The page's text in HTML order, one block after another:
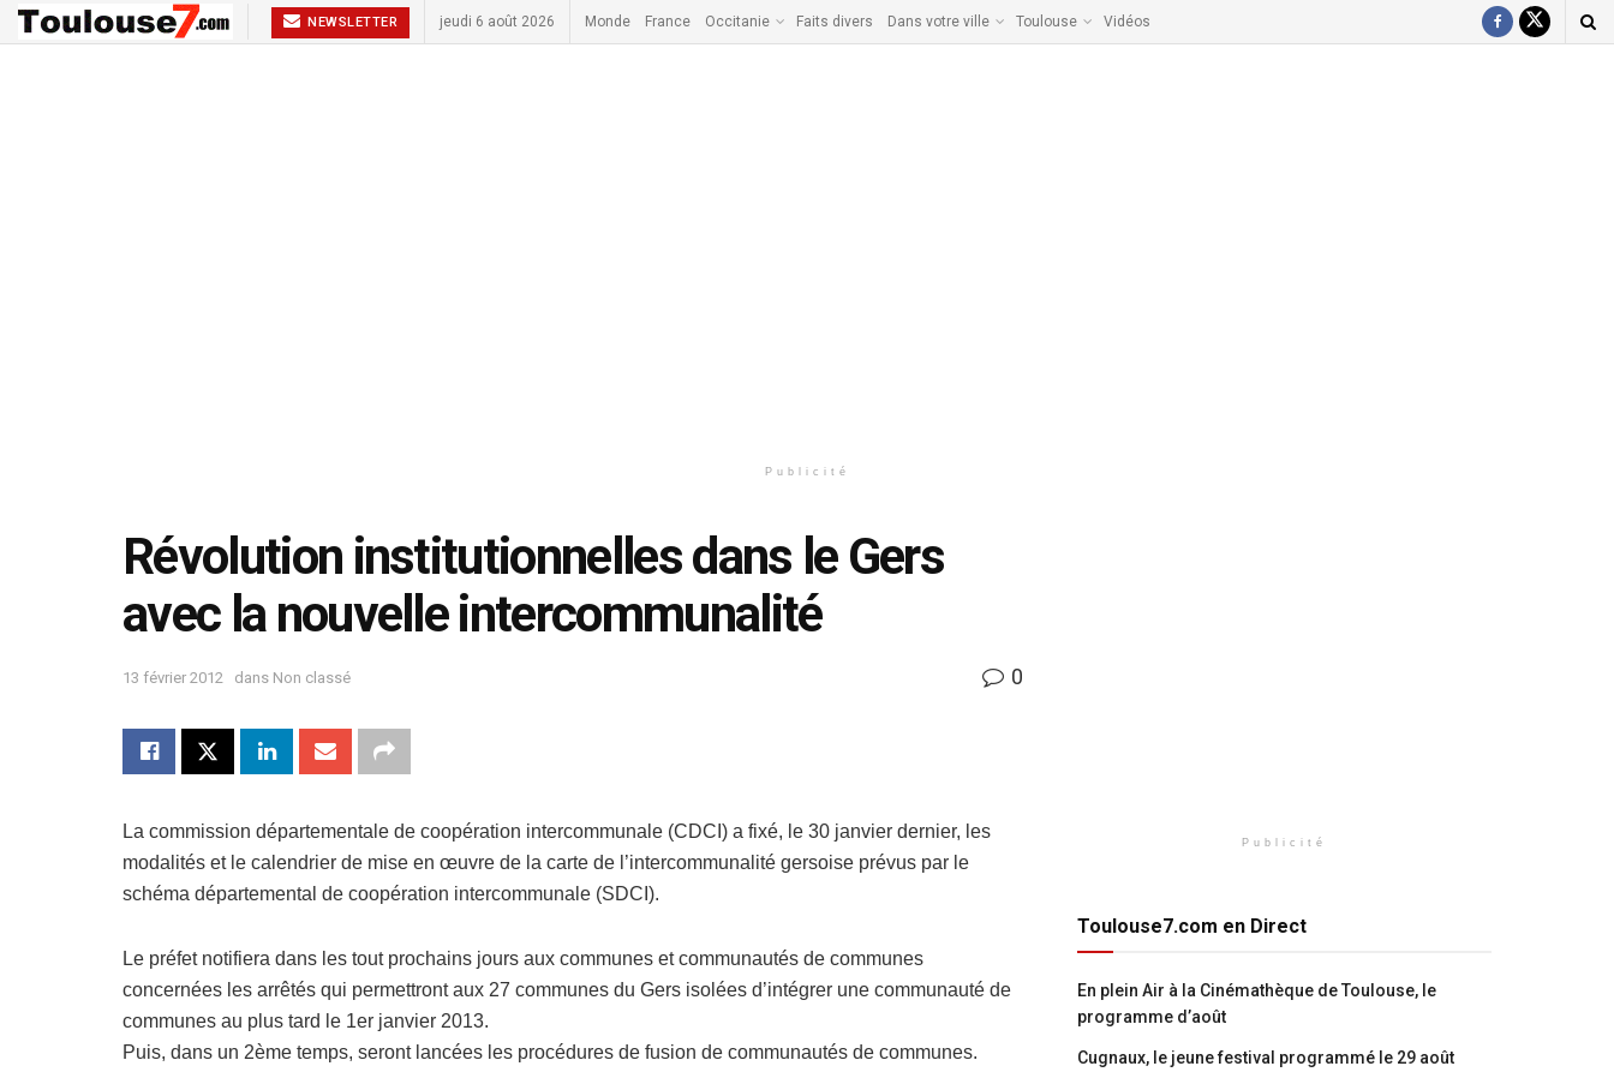
NEWSLETTER jeudi 6 août 2026 Monde France Occitanie Faits divers Dans votre ville Toulouse Vidéos
Publicité
Révolution institutionnelles dans le Gers
avec la nouvelle intercommunalité
13 février 2012 dans Non classé 0
La commission départementale de coopération intercommunale (CDCI) a fixé, le 30 janvier dernier, les
modalités et le calendrier de mise en œuvre de la carte de l’intercommunalité gersoise prévus par le
schéma départemental de coopération intercommunale (SDCI).
Le préfet notifiera dans les tout prochains jours aux communes et communautés de communes
concernées les arrêtés qui permettront aux 27 communes du Gers isolées d’intégrer une communauté de
communes au plus tard le 1er janvier 2013.
Puis, dans un 2ème temps, seront lancées les procédures de fusion de communautés de communes.
Publicité
Toulouse7.com en Direct
En plein Air à la Cinémathèque de Toulouse, le
programme d’août
Cugnaux, le jeune festival programmé le 29 août